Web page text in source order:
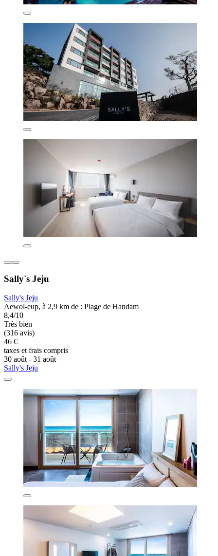
Sally's Jeju
Sally's Jeju
Aewol-eup, à 2,9 km de : Plage de Handam
8,4/10
Très bien
(316 avis)
46 €
taxes et frais compris
30 août - 31 août
Sally's Jeju